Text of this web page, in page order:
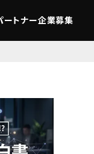
ートナー企業募集